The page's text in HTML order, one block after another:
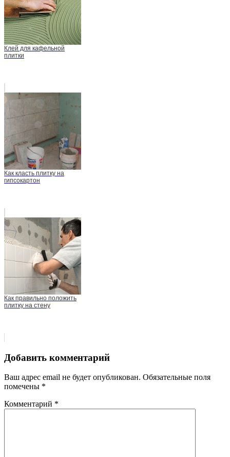
Клей для кафельной
плитки
Как класть плитку на
гипсокартон
Как правильно положить
плитку на стену
Добавить комментарий
Ваш адрес email не будет опубликован. Обязательные поля
помечены *
Комментарий *